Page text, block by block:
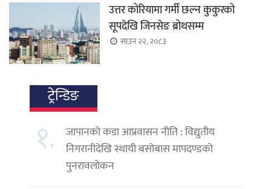
उत्तर कोरियामा गर्मी छल्न कुकुरको
सूपदेखि जिनसेङ ब्रोथसम्म
साउन २२, २०८३
ट्रेन्डिङ
१.
जापानको कडा आप्रवासन नीति : विद्युतीय
निगरानीदेखि स्थायी बसोबास मापदण्डको
पुनरावलोकन